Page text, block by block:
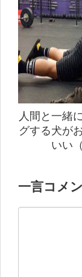
人間と一緒
グする犬が
いい
一言コメ